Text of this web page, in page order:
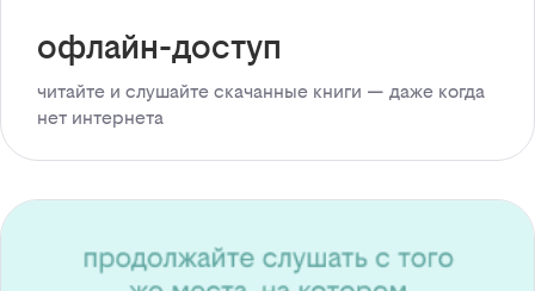
офлайн-доступ
читайте и слушайте скачанные книги — даже когда
нет интернета